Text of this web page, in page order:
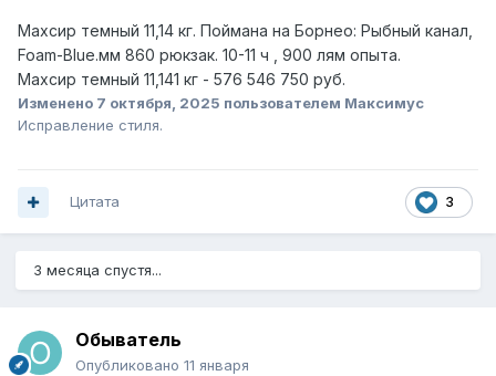
Махсир темный 11,14 кг. Поймана на Борнео: Рыбный канал,
Foam-Blue.мм 860 рюкзак. 10-11 ч , 900 лям опыта.
Махсир темный 11,141 кг - 576 546 750 руб.
Изменено 7 октября, 2025 пользователем Максимус
Исправление стиля.
3
Цитата
3 месяца спустя...
Обыватель
Опубликовано 11 января